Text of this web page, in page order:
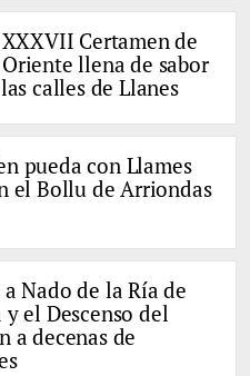
Certamen de
llena de sabor
calles de Llanes
pueda con Llames
el Bollu de Arriondas
Nado de la Ría de
el Descenso del
a decenas de